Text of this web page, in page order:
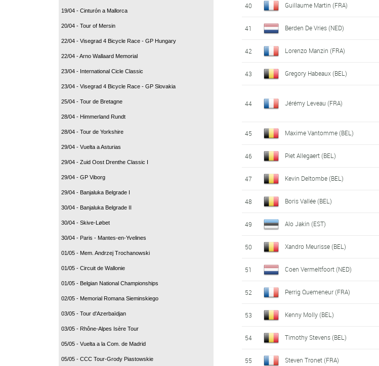
19/04 - Cinturón a Mallorca
20/04 - Tour of Mersin
22/04 - Visegrad 4 Bicycle Race - GP Hungary
22/04 - Arno Wallaard Memorial
23/04 - International Cicle Classic
23/04 - Visegrad 4 Bicycle Race - GP Slovakia
25/04 - Tour de Bretagne
28/04 - Himmerland Rundt
28/04 - Tour de Yorkshire
29/04 - Vuelta a Asturias
29/04 - Zuid Oost Drenthe Classic I
29/04 - GP Viborg
29/04 - Banjaluka Belgrade I
30/04 - Banjaluka Belgrade II
30/04 - Skive-Løbet
30/04 - Paris - Mantes-en-Yvelines
01/05 - Mem. Andrzej Trochanowski
01/05 - Circuit de Wallonie
01/05 - Belgian National Championships
02/05 - Memorial Romana Sieminskiego
03/05 - Tour d'Azerbaïdjan
03/05 - Rhône-Alpes Isère Tour
05/05 - Vuelta a la Com. de Madrid
05/05 - CCC Tour-Grody Piastowskie
40 Guillaume Martin (FRA)
41 Berden De Vries (NED)
42 Lorenzo Manzin (FRA)
43 Gregory Habeaux (BEL)
44 Jérémy Leveau (FRA)
45 Maxime Vantomme (BEL)
46 Piet Allegaert (BEL)
47 Kevin Deltombe (BEL)
48 Boris Vallée (BEL)
49 Alo Jakin (EST)
50 Xandro Meurisse (BEL)
51 Coen Vermeltfoort (NED)
52 Perrig Quemeneur (FRA)
53 Kenny Molly (BEL)
54 Timothy Stevens (BEL)
55 Steven Tronet (FRA)